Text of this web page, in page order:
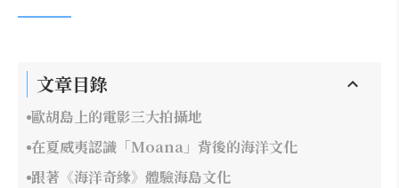
文章目錄
歐胡島上的電影三大拍攝地
在夏威夷認識「Moana」背後的海洋文化
跟著《海洋奇緣》體驗海島文化